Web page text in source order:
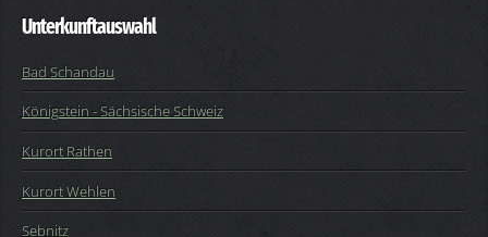
Unterkunftauswahl
Bad Schandau
Königstein - Sächsische Schweiz
Kurort Rathen
Kurort Wehlen
Sebnitz